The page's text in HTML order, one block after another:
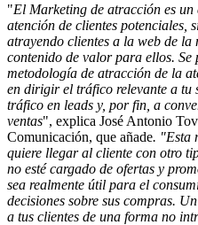
"El Marketing de atracción es
atención de clientes potenciales,
atrayendo clientes a la web de
contenido de valor para ellos. Se
metodología de atracción de la
en dirigir el tráfico relevante a tu
tráfico en leads y, por fin, a
ventas", explica José Antonio
Comunicación, que añade. "Esta
quiere llegar al cliente con otro
no esté cargado de ofertas y
sea realmente útil para el
decisiones sobre sus compras.
a tus clientes de una forma no